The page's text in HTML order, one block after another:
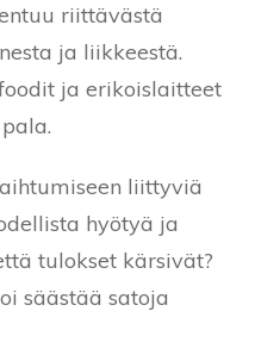
riittävästä
ja liikkeestä.
ja erikoislaitteet
liittyviä
hyötyä ja
tulokset kärsivät?
säästää satoja